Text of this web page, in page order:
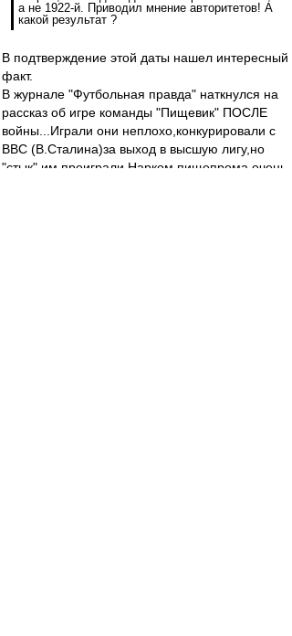
а не 1922-й. Приводил мнение авторитетов! А
какой результат ?
В подтверждение этой даты нашел интересный
факт.
В журнале "Футбольная правда" наткнулся на
рассказ об игре команды "Пищевик" ПОСЛЕ
войны...Играли они неплохо,конкурировали с
ВВС (В.Сталина)за выход в высшую лигу,но
"стык" им проиграли.Нарком пищепрома очень